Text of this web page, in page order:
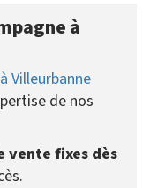
à
Villeurbanne
de nos
vente fixes dès